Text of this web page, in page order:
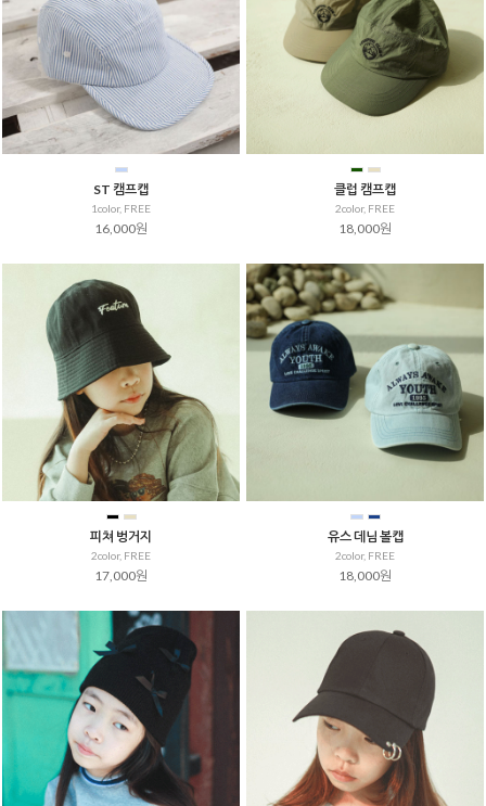
ST 캠프캡
1color, FREE
16,000원
클럽 캠프캡
2color, FREE
18,000원
피쳐 벙거지
2color, FREE
17,000원
유스 데님 볼캡
2color, FREE
18,000원